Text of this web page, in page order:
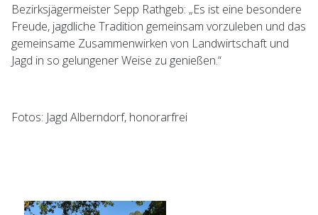
Bezirksjägermeister Sepp Rathgeb: „Es ist eine besondere
Freude, jagdliche Tradition gemeinsam vorzuleben und das
gemeinsame Zusammenwirken von Landwirtschaft und
Jagd in so gelungener Weise zu genießen.“
Fotos: Jagd Alberndorf, honorarfrei